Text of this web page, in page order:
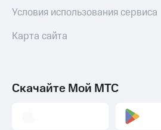
Условия использования сервиса
Карта сайта
Скачайте Мой МТС